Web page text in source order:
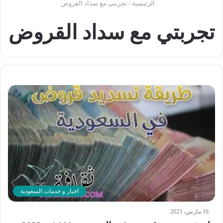
الرئيسية / تجربتي مع سداد القروض
تجربتي مع سداد القروض
اخبار و خدمات السعودية
16 مارس، 2023